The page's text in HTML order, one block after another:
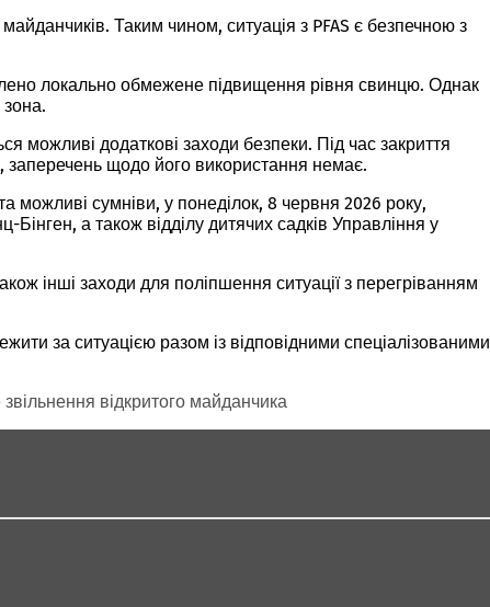
Таким чином, ситуація з PFAS є безпечною з
локально обмежене підвищення рівня свинцю. Однак
можливі додаткові заходи безпеки. Під час закриття
заперечень щодо його використання немає.
можливі сумніви, у понеділок, 8 червня 2026 року,
а також відділу дитячих садків Управління у
інші заходи для поліпшення ситуації з перегріванням
за ситуацією разом із відповідними спеціалізованими
відкритого майданчика